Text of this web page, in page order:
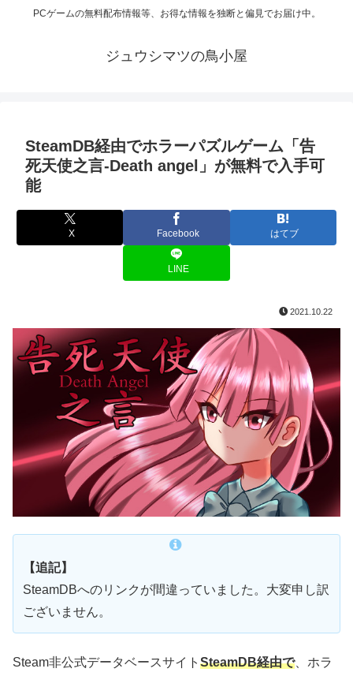
PCゲームの無料配布情報等、お得な情報を独断と偏見でお届け中。
ジュウシマツの鳥小屋
SteamDB経由でホラーパズルゲーム「告
死天使之言-Death angel」が無料で入手可
能
X Facebook はてブ
LINE
2021.10.22
【追記】
SteamDBへのリンクが間違っていました。大変申し訳
ございません。
Steam非公式データベースサイト SteamDB経由で、ホラ